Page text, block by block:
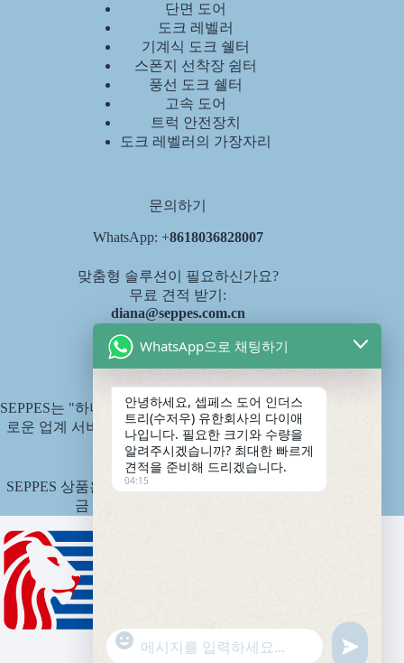
단면 도어
도크 레벨러
기계식 도크 쉘터
스폰지 선착장 쉼터
풍선 도크 쉘터
고속 도어
트럭 안전장치
도크 레벨러의 가장자리
문의하기
WhatsApp: +8618036828007
맞춤형 솔루션이 필요하신가요?
무료 견적 받기:
diana@seppes.com.cn
SEPPES는 "하나의 문, 하나의 마당, 평생 서비스"라는 새
로운 업계 서비스 표준인 제품 평생 책임제를 시행합니
다.
SEPPES 상품은 중국 핑안 국유재산보험회사에서 보험
금 1,500만 위안으로 인수합니다.
WhatsApp으로 채팅하기
안녕하세요, 셉페스 도어 인더스
트리(수저우) 유한회사의 다이애
나입니다. 필요한 크기와 수량을
알려주시겠습니까? 최대한 빠르게
견적을 준비해 드리겠습니다.
04:15
"
+
WhatsApp 메시지 정